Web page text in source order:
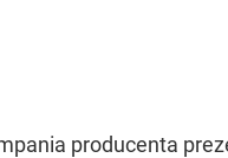
producenta